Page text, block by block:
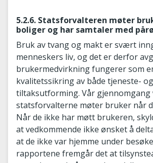
5.2.6. Statsforvalteren møter
boliger og har samtaler med
Bruk av tvang og makt er svært
menneskers liv, og det er derfor
brukermedvirkning fungerer som
kvalitetssikring av både tjeneste- og
tiltaksutforming. Vår gjennomgang
statsforvalterne møter bruker når
Når de ikke har møtt brukeren,
at vedkommende ikke ønsket å
at de ikke var hjemme under
rapportene fremgår det at